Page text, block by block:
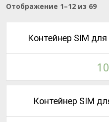
Отображение 1–12 из 69
Контейнер SIM
Контейнер SIM